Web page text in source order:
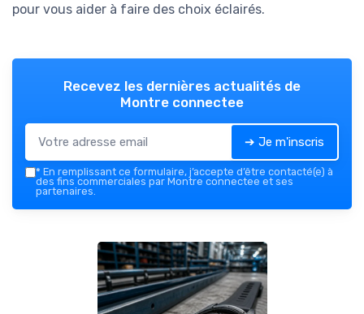
pour vous aider à faire des choix éclairés.
Recevez les dernières actualités de
Montre connectee
➔ Je m'inscris
* En remplissant ce formulaire, j’accepte d’être contacté(e) à
des fins commerciales par Montre connectee et ses
partenaires.